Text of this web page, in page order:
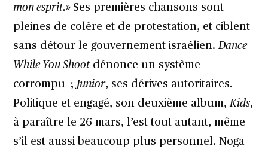
mon esprit.» Ses premières chansons sont
pleines de colère et de protestation, et ciblent
sans détour le gouvernement israélien.Dance
While You Shootdénonce un système
corrompu ; Junior, ses dérives autoritaires.
Politique et engagé, son deuxième album,Kids,
à paraître le 26 mars, l’est tout autant, même
s’il est aussi beaucoup plus personnel. Noga